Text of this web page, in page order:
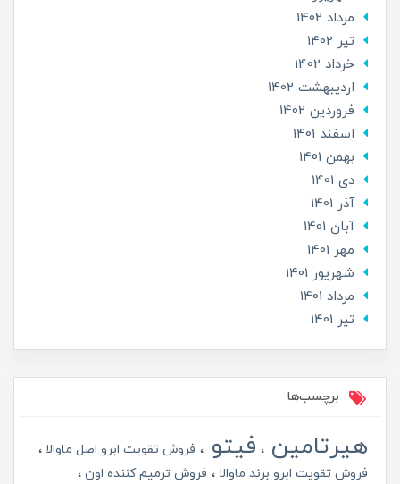
مرداد 1402
تير 1402
خرداد 1402
ارديبهشت 1402
فروردین 1402
اسفند 1401
بهمن 1401
دی 1401
آذر 1401
آبان 1401
مهر 1401
شهریور 1401
مرداد 1401
تير 1401
برچسب‌ها
هیرتامین فیتو
فروش تقویت ابرو اصل ماوالا
فروش تقویت ابرو برند ماوالا
فروش ترمیم کننده اون